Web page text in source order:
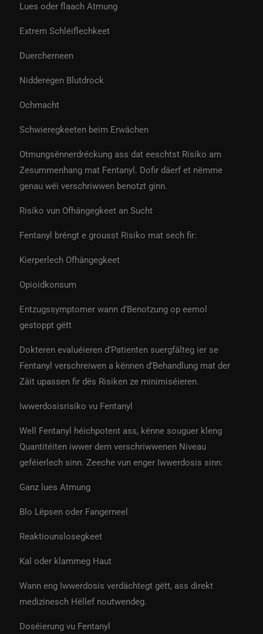
Lues oder flaach Atmung
Extrem Schléiflechkeet
Duercherneen
Nidderegen Blutdrock
Ochmacht
Schwieregkeeten beim Erwächen
Otmungsënnerdréckung ass dat eeschtst Risiko am
Zesummenhang mat Fentanyl. Dofir däerf et nëmme
genau wéi verschriwwen benotzt ginn.
Risiko vun Ofhängegkeet an Sucht
Fentanyl bréngt e grousst Risiko mat sech fir:
Kierperlech Ofhängegkeet
Opioidkonsum
Entzugssymptomer wann d’Benotzung op eemol
gestoppt gëtt
Dokteren evaluéieren d’Patienten suergfälteg ier se
Fentanyl verschreiwen a kënnen d’Behandlung mat der
Zäit upassen fir dës Risiken ze minimiséieren.
Iwwerdosisrisiko vu Fentanyl
Well Fentanyl héichpotent ass, kënne souguer kleng
Quantitéiten iwwer dem verschriwwenen Niveau
geféierlech sinn. Zeeche vun enger Iwwerdosis sinn:
Ganz lues Atmung
Blo Lëpsen oder Fangerneel
Reaktiounslosegkeet
Kal oder klammeg Haut
Wann eng Iwwerdosis verdächtegt gëtt, ass direkt
medizinesch Hëllef noutwendeg.
Doséierung vu Fentanyl